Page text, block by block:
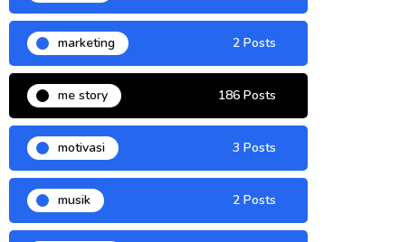
marketing 2 Posts
me story 186 Posts
motivasi 3 Posts
musik 2 Posts